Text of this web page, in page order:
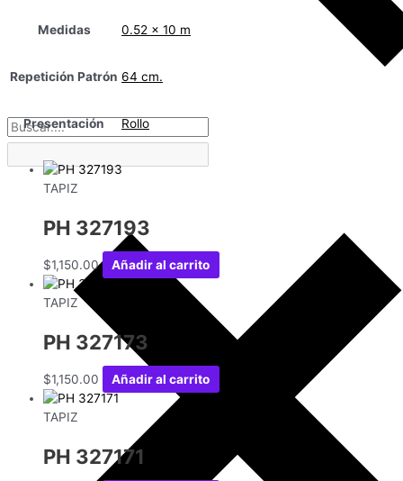
Medidas 0.52 x 10 m
Repetición Patrón 64 cm.
Presentación Rollo
TAPIZ
PH 327193
$1,150.00 Añadir al carrito
TAPIZ
PH 327173
$1,150.00 Añadir al carrito
TAPIZ
PH 327171